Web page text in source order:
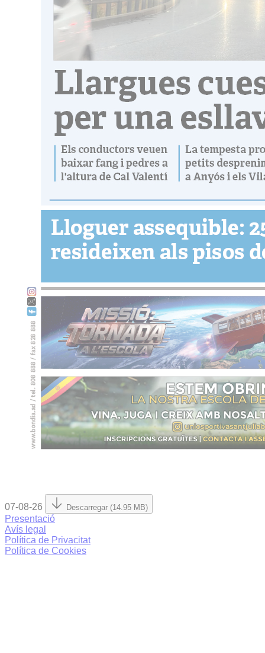
07-08-26 Descarregar (14.95 MB)
Presentació
Avís legal
Política de Privacitat
Política de Cookies